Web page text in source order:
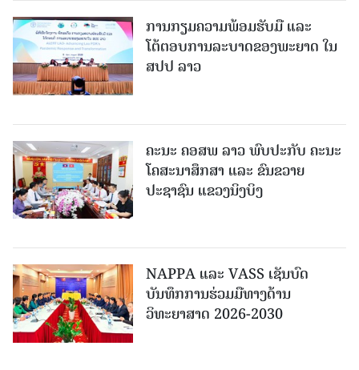
ການກຽມຄວາມພ້ອມຮັບມື ແລະ
ໂຕ້ຕອບການລະບາດຂອງພະຍາດ ໃນ
ສປປ ລາວ
ຄະນະ ຄອສພ ລາວ ພົບປະກັບ ຄະນະ
ໂຄສະນາສຶກສາ ແລະ ຂົນຂວາຍ
ປະຊາຊົນ ແຂວງນິງບິງ
NAPPA ແລະ VASS ເຊັນບົດ
ບັນທຶກການຮ່ວມມືທາງດ້ານ
ວິທະຍາສາດ 2026-2030